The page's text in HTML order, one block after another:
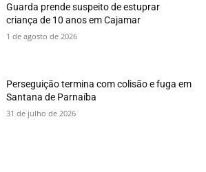
Guarda prende suspeito de estuprar
criança de 10 anos em Cajamar
1 de agosto de 2026
Perseguição termina com colisão e fuga em
Santana de Parnaíba
31 de julho de 2026